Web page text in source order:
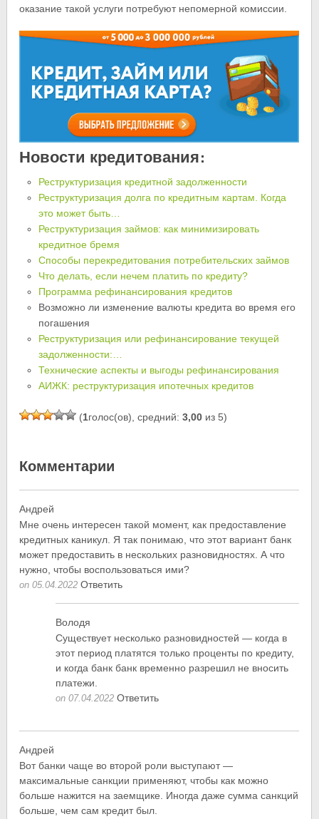
оказание такой услуги потребуют непомерной комиссии.
Новости кредитования:
Реструктуризация кредитной задолженности
Реструктуризация долга по кредитным картам. Когда
это может быть…
Реструктуризация займов: как минимизировать
кредитное бремя
Способы перекредитования потребительских займов
Что делать, если нечем платить по кредиту?
Программа рефинансирования кредитов
Возможно ли изменение валюты кредита во время его
погашения
Реструктуризация или рефинансирование текущей
задолженности:…
Технические аспекты и выгоды рефинансирования
АИЖК: реструктуризация ипотечных кредитов
(1голос(ов), средний:3,00 из 5)
Комментарии
Андрей
Мне очень интересен такой момент, как предоставление
кредитных каникул. Я так понимаю, что этот вариант банк
может предоставить в нескольких разновидностях. А что
нужно, чтобы воспользоваться ими?
on 05.04.2022 Ответить
Володя
Существует несколько разновидностей — когда в
этот период платятся только проценты по кредиту,
и когда банк банк временно разрешил не вносить
платежи.
on 07.04.2022 Ответить
Андрей
Вот банки чаще во второй роли выступают —
максимальные санкции применяют, чтобы как можно
больше нажится на заемщике. Иногда даже сумма санкций
больше, чем сам кредит был.